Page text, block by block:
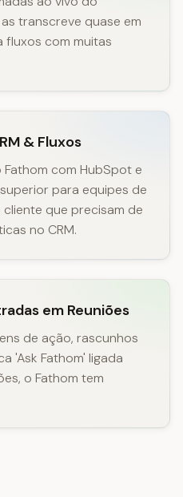
transcreve quase em
fluxos com muitas
& Fluxos
com HubSpot e
para equipes de
que precisam de
no CRM.
em Reuniões
de ação, rascunhos
'Ask Fathom' ligada
o Fathom tem